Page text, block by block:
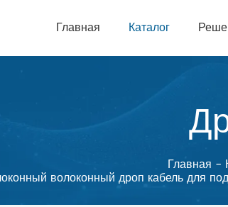
Главная Каталог
Главная -
волоконный дроп кабель для